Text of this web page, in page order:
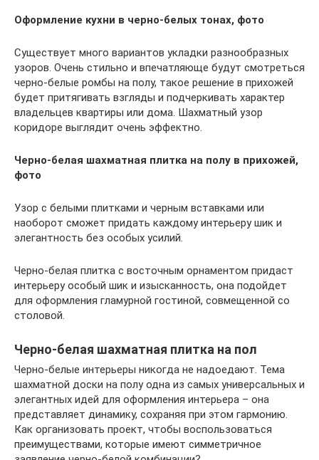
Оформление кухни в черно-белых тонах, фото
Существует много вариантов укладки разнообразных
узоров. Очень стильно и впечатляюще будут смотреться
черно-белые ромбы на полу, такое решение в прихожей
будет притягивать взгляды и подчеркивать характер
владельцев квартиры или дома. Шахматный узор
коридоре выглядит очень эффектно.
Черно-белая шахматная плитка на полу в прихожей,
фото
Узор с белыми плитками и черным вставками или
наоборот сможет придать каждому интерьеру шик и
элегантность без особых усилий.
Черно-белая плитка с восточным орнаментом придаст
интерьеру особый шик и изысканность, она подойдет
для оформления гламурной гостиной, совмещенной со
столовой.
Черно-белая шахматная плитка на пол
Черно-белые интерьеры никогда не надоедают. Тема
шахматной доски на полу одна из самых универсальных и
элегантных идей для оформления интерьера – она
представляет динамику, сохраняя при этом гармонию.
Как организовать проект, чтобы воспользоваться
преимуществами, которые имеют симметричное